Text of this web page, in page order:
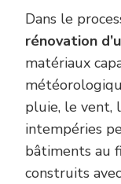
Dans le
rénovation
matériaux
pluie, le vent,
intempéries
bâtiments au
construits